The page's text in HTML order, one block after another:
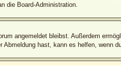
die Board-Administration.
angemeldet bleibst. Außerdem
hast, kann es helfen, wenn